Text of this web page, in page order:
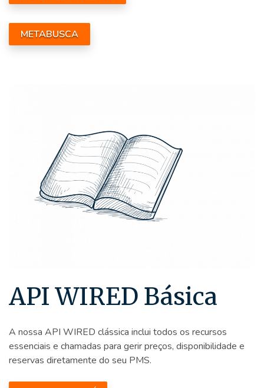
METABUSCA
API WIRED Básica
A nossa API WIRED clássica inclui todos os recursos
essenciais e chamadas para gerir preços, disponibilidade e
reservas diretamente do seu PMS.